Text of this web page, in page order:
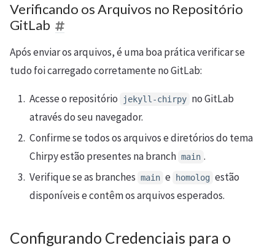
Verificando os Arquivos no Repositório
GitLab
Após enviar os arquivos, é uma boa prática verificar se
tudo foi carregado corretamente no GitLab:
Acesse o repositório jekyll-chirpy no GitLab
através do seu navegador.
Confirme se todos os arquivos e diretórios do tema
Chirpy estão presentes na branch main .
Verifique se as branches main e homolog estão
disponíveis e contêm os arquivos esperados.
Configurando Credenciais para o